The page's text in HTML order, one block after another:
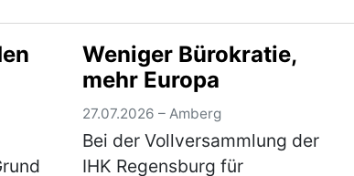
einem Brandbrief, dem sich
auch der Bayerische
Bauernverband (BBV)
anschließt. Mitunterzei…
(mehr)
Weniger Bürokratie,
mehr Europa
27.07.2026 – Amberg
Bei der Vollversammlung der
IHK Regensburg für